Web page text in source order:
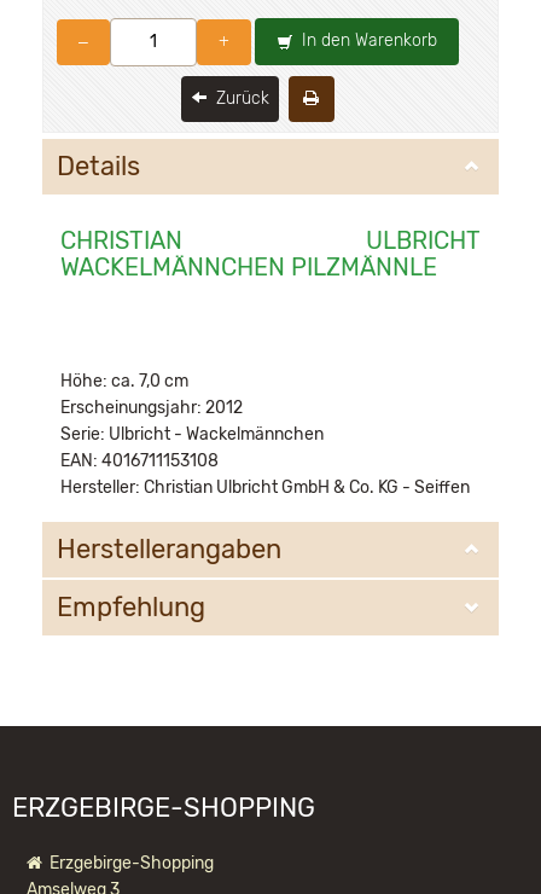
– + In den Warenkorb
Zurück
Details
CHRISTIAN ULBRICHT
WACKELMÄNNCHEN PILZMÄNNLE
Höhe: ca. 7,0 cm
Erscheinungsjahr: 2012
Serie: Ulbricht - Wackelmännchen
EAN: 4016711153108
Hersteller: Christian Ulbricht GmbH & Co. KG - Seiffen
Herstellerangaben
Christian Ulbricht GmbH & Co. KG
Empfehlung
ERZGEBIRGE-SHOPPING
Erzgebirge-Shopping
Amselweg 3